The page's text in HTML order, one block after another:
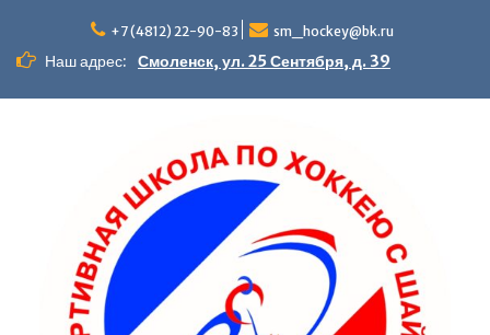
+7 (4812) 22-90-83 sm_hockey@bk.ru
Наш адрес: Смоленск, ул. 25 Сентября, д. 39